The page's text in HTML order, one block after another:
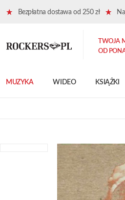
Bezpłatna dostawa od 250 zł
MUZYKA WIDEO KSIĄŻKI
TWOJA
OD